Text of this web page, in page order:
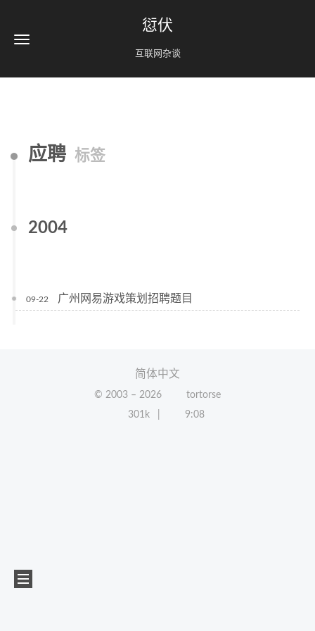
愆伏
互联网杂谈
应聘 标签
2004
09-22 广州网易游戏策划招聘题目
简体中文
© 2003 – 2026
tortorse
301k
9:08